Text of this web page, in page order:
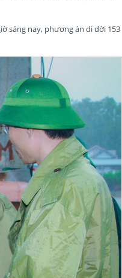
sáng nay, phương án di dời 153